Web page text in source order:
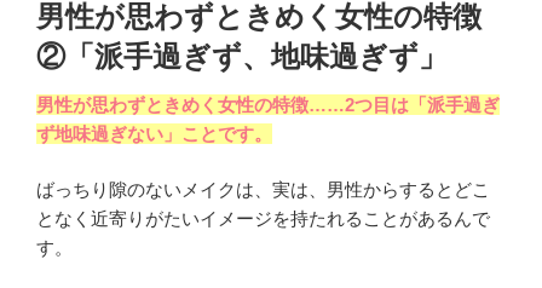
男性が思わずときめく女性の特徴
②「派手過ぎず、地味過ぎず」
男性が思わずときめく女性の特徴……2つ目は「派手過ぎ
ず地味過ぎない」ことです。
ばっちり隙のないメイクは、実は、男性からするとどこ
となく近寄りがたいイメージを持たれることがあるんで
す。